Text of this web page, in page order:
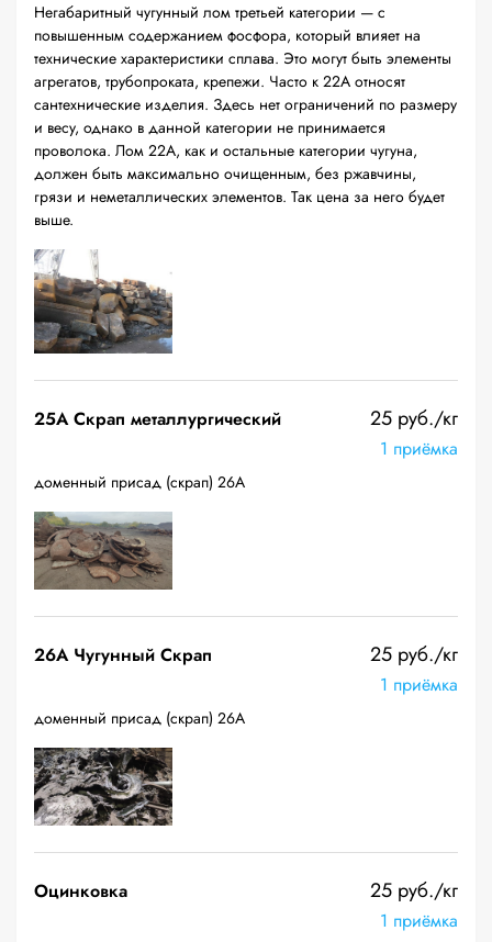
Негабаритный чугунный лом третьей категории — с
повышенным содержанием фосфора, который влияет на
технические характеристики сплава. Это могут быть элементы
агрегатов, трубопроката, крепежи. Часто к 22А относят
сантехнические изделия. Здесь нет ограничений по размеру
и весу, однако в данной категории не принимается
проволока. Лом 22А, как и остальные категории чугуна,
должен быть максимально очищенным, без ржавчины,
грязи и неметаллических элементов. Так цена за него будет
выше.
25A Скрап металлургический 25 руб./кг
1 приёмка
доменный присад (скрап) 26А
26A Чугунный Скрап 25 руб./кг
1 приёмка
доменный присад (скрап) 26А
Оцинковка 25 руб./кг
1 приёмка